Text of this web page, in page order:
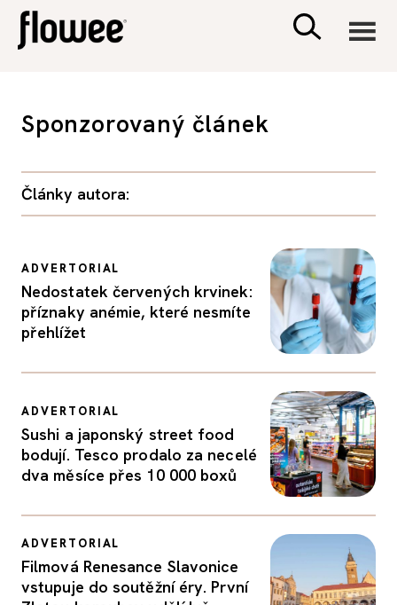
SEX A VZTAHY
Sponzorovaný článek
Články autora:
ADVERTORIAL
Nedostatek červených krvinek:
příznaky anémie, které nesmíte
přehlížet
ADVERTORIAL
Sushi a japonský street food
bodují. Tesco prodalo za necelé
dva měsíce přes 10 000 boxů
ADVERTORIAL
Filmová Renesance Slavonice
vstupuje do soutěžní éry. První